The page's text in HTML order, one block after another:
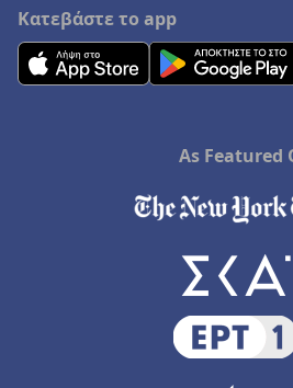
Κατεβάστε το app
As Featured